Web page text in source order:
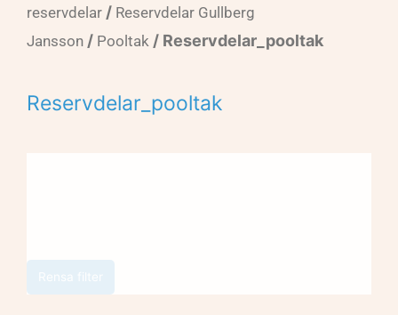
reservdelar / Reservdelar Gullberg
Jansson / Pooltak / Reservdelar_pooltak
Reservdelar_pooltak
Rensa filter